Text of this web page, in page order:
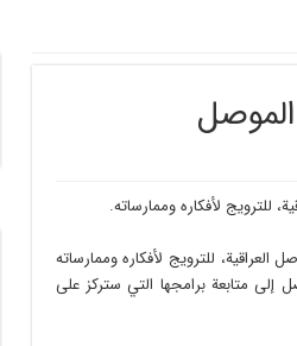
للترويج لأفكاره وممارساته.
للترويج لأفكاره وممارساته
إلى متابعة برامجها التي ستركز على